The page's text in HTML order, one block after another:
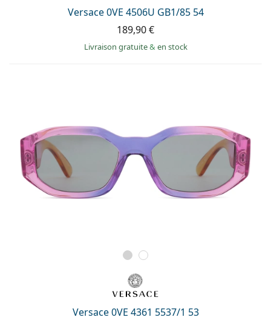
Versace 0VE 4506U GB1/85 54
189,90 €
Livraison gratuite& en stock
Versace 0VE 4361 5537/1 53